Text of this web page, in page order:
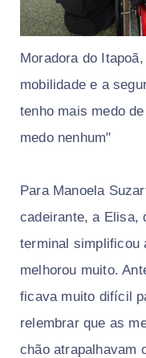
Moradora do
mobilidade e a
tenho mais medo
medo nenhum"
Para Manoela
cadeirante, a Elisa,
terminal simplificou
melhorou muito.
ficava muito difícil
relembrar que as
chão atrapalhavam